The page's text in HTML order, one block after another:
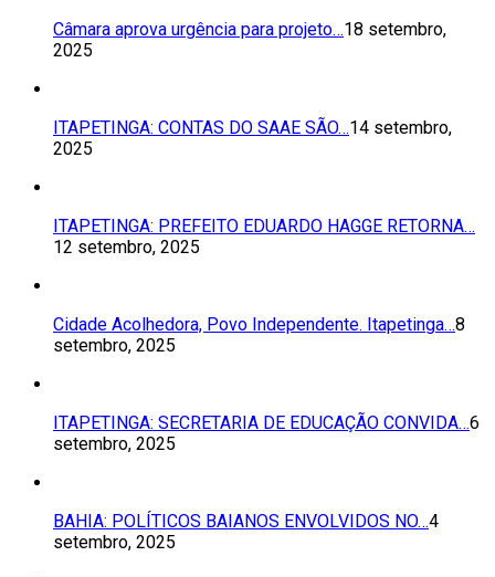
Câmara aprova urgência para projeto…18 setembro,
2025
ITAPETINGA: CONTAS DO SAAE SÃO…14 setembro,
2025
ITAPETINGA: PREFEITO EDUARDO HAGGE RETORNA…
12 setembro, 2025
Cidade Acolhedora, Povo Independente. Itapetinga…8
setembro, 2025
ITAPETINGA: SECRETARIA DE EDUCAÇÃO CONVIDA…6
setembro, 2025
BAHIA: POLÍTICOS BAIANOS ENVOLVIDOS NO…4
setembro, 2025